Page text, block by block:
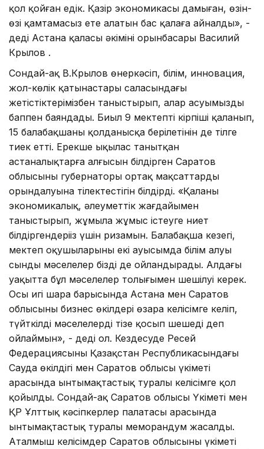
қол қойған едік. Қазір экономикасы дамыған, өзін-
өзі қамтамасыз ете алатын бас қалаға айналды», -
деді Астана қаласы әкімінің орынбасары Василий
Крылов .
Сондай-ақ В.Крылов өнеркәсіп, білім, инновация,
жол-көлік қатынастары саласындағы
жетістіктерімізбен таныстырып, алар асуымызды
баппен баяндады. Биыл 9 мектептің кірпіші қаланып,
15 балабақшаның қолданысқа берілетінін де тілге
тиек етті. Ерекше ықылас танытқан
астаналықтарға алғысын білдірген Саратов
облысының губернаторы ортақ мақсаттардың
орындалуына тілектестігін білдірді. «Қаланың
экономикалық, әлеуметтік жағдайымен
таныстырып, жұмыла жұмыс істеуге ниет
білдіргендеріңіз үшін ризамын. Балабақша кезегі,
мектеп оқушыларының екі ауысымда білім алуы
сынды мәселелер бізді де ойландырады. Алдағы
уақытта бұл мәселелер толығымен шешілуі керек.
Осы игі шара барысында Астана мен Саратов
облысының бизнес өкілдері өзара келісімге келіп,
түйткілді мәселелерді тізе қосып шешеді деп
ойлаймын», - деді ол. Кездесуде Ресей
Федерациясының Қазақстан Республикасындағы
Сауда өкілдігі мен Саратов облысы үкіметі
арасында ынтымақтастық туралы келісімге қол
қойылды. Сондай-ақ Саратов облысы Үкіметі мен
ҚР Ұлттық кәсіпкерлер палатасы арасында
ынтымақтастық туралы меморандум жасалды.
Аталмыш келісімдер Саратов облысының үкіметі